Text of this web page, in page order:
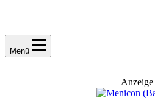
Menü
Anzeige